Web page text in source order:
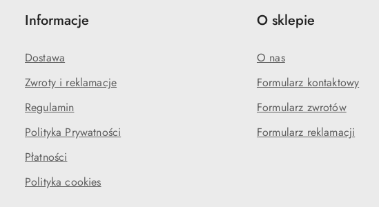
Informacje
Dostawa
Zwroty i reklamacje
Regulamin
Polityka Prywatności
Płatności
Polityka cookies
O sklepie
O nas
Formularz kontaktowy
Formularz zwrotów
Formularz reklamacji